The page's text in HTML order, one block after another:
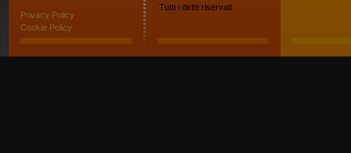
Privacy Policy
Cookie Policy
Tutti i diritti riservati